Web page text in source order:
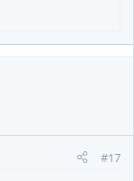
#17